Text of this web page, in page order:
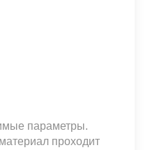
параметры.
проходит